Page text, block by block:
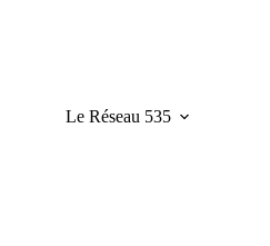
Le Réseau 535